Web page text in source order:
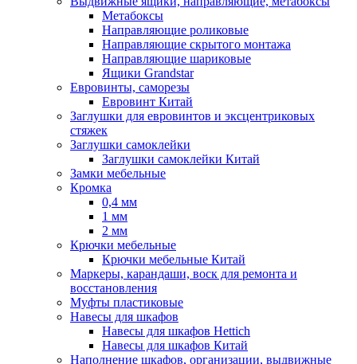
Метабоксы
Направляющие роликовые
Направляющие скрытого монтажа
Направляющие шариковые
Ящики Grandstar
Евровинты, саморезы
Евровинт Китай
Заглушки для евровинтов и эксцентриковых
стяжек
Заглушки самоклейки
Заглушки самоклейки Китай
Замки мебельные
Кромка
0,4 мм
1 мм
2 мм
Крючки мебельные
Крючки мебельные Китай
Маркеры, карандаши, воск для ремонта и
восстановления
Муфты пластиковые
Навесы для шкафов
Навесы для шкафов Hettich
Навесы для шкафов Китай
Наполнение шкафов, организации, выдвижные